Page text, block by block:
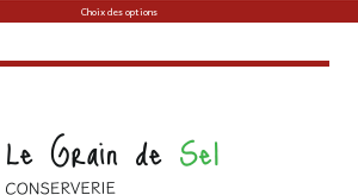
Choix des options